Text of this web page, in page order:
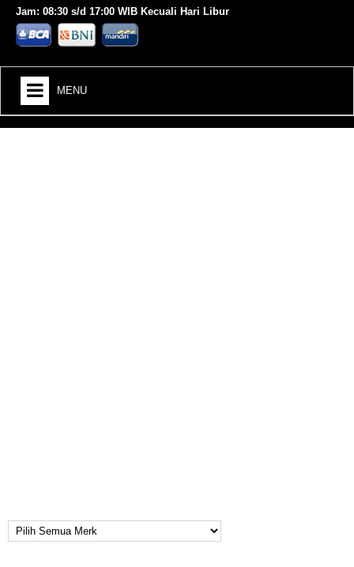
Jam: 08:30 s/d 17:00 WIB Kecuali Hari Libur
MENU